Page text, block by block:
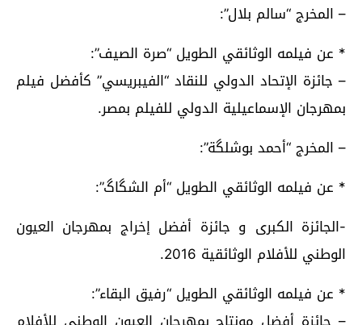
– المخرج “سالم بلال”:
* عن فيلمه الوثائقي الطويل “صرة الصيف”:
– جائزة الإتحاد الدولي للنقاد “الفيبريسي” كأفضل فيلم
بمهرجان الإسماعيلية الدولي للفيلم بمصر.
– المخرج “أحمد بوشلگة”:
* عن فيلمه الوثائقي الطويل “أم الشگاگ”:
-الجائزة الكبرى و جائزة أفضل إخراج بمهرجان العيون
الوطني للأفلام الوثائقية 2016.
* عن فيلمه الوثائقي الطويل “رفيق البقاء”: